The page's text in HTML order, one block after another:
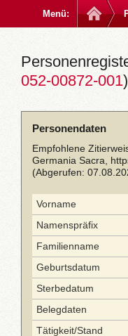
Menü:
052-00872-001)
Personendaten
Empfohlene
Germania Sacra,
(Abgerufen:
Vorname
Namenspräfix
Familienname
Geburtsdatum
Sterbedatum
Belegdaten
Tätigkeit/Stand